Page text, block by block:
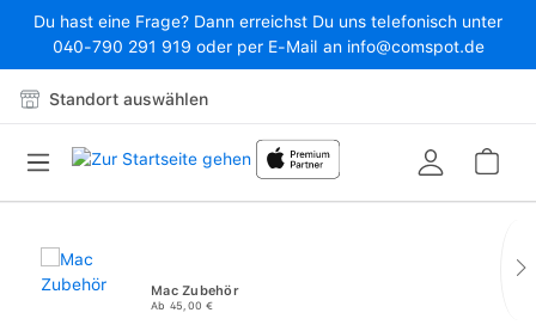
Zum Hauptinhalt springen
Du hast eine Frage? Dann erreichst Du uns telefonisch unter
040-790 291 919 oder per E-Mail an info@comspot.de
Standort auswählen
Mac Zubehör
Ab 45,00 €